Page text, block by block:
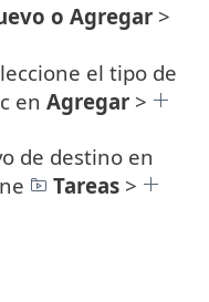
o Agregar >
el tipo de
en Agregar >
de destino en
Tareas >